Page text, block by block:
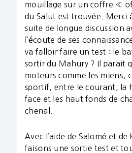
mouillage sur un coffre «
du Salut est trouvée. Merci
suite de longue discussion
l’écoute de ses
va falloir faire un test : le
sortir du Mahury ? Il parait
moteurs comme les miens,
sportif, entre le courant, la
face et les haut fonds de
chenal.
Avec l’aide de Salomé et de
faisons une sortie test et